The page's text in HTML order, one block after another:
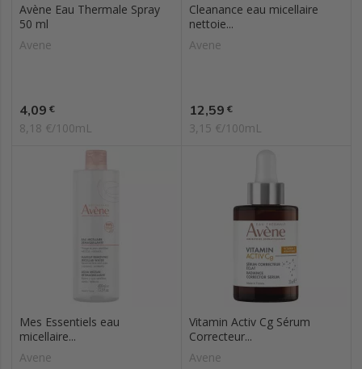
Avène Eau Thermale Spray
50 ml
Avene
Prix
4,09 €
8,18 €/100mL
Cleanance eau micellaire
nettoie...
Avene
Prix
12,59 €
3,15 €/100mL
Mes Essentiels eau
micellaire...
Avene
Vitamin Activ Cg Sérum
Correcteur...
Avene